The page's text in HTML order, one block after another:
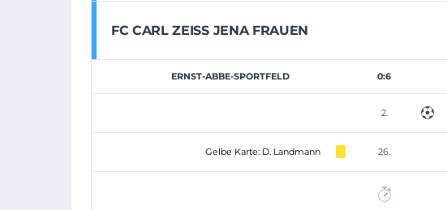
FC CARL ZEISS JENA FRAUEN
ERNST-ABBE-SPORTFELD 0:6
2.
Gelbe Karte: D. Landmann 26.